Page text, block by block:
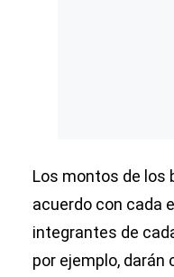
Los montos de los
acuerdo con cada
integrantes de
por ejemplo,